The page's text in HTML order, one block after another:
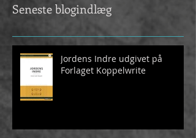
Seneste blogindlæg
Jordens Indre udgivet på
Forlaget Koppelwrite